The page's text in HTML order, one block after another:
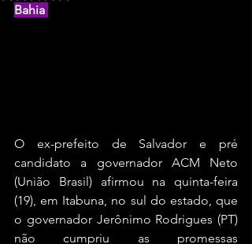
Bahia
O ex-prefeito de Salvador e pré
candidato a governador ACM Neto
(União Brasil) afirmou na quinta-feira
(19), em Itabuna, no sul do estado, que
o governador Jerônimo Rodrigues (PT)
não cumpriu as promessas